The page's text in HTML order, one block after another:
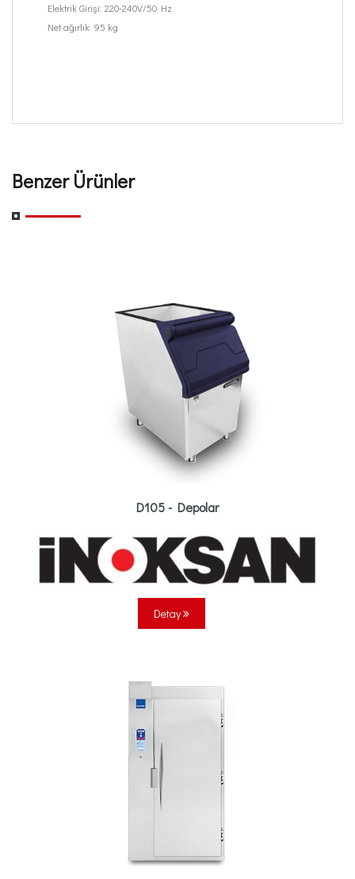
Elektrik Girişi: 220-240V/50 Hz
Net ağırlık: 95 kg
Benzer Ürünler
D105 - Depolar
Detay